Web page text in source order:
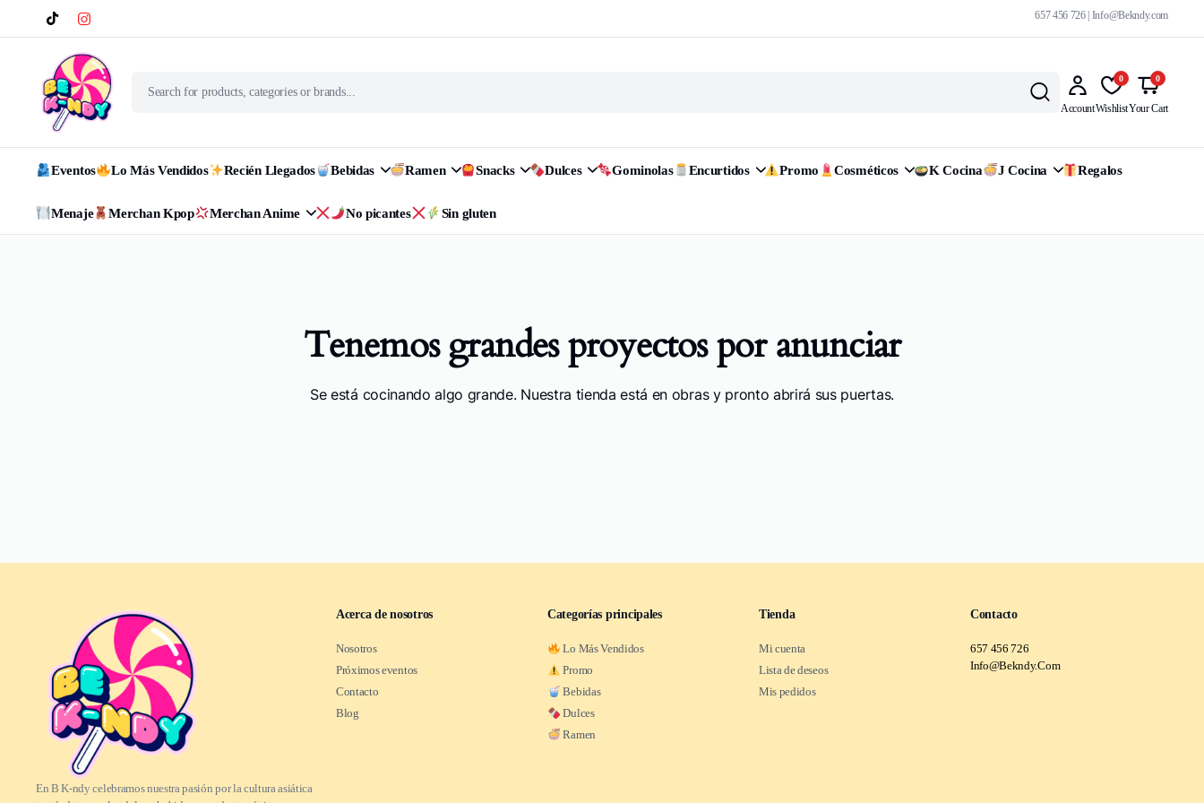
657 456 726 | Info@Bekndy.com
Account
0
Wishlist
0
Your Cart
Eventos Lo Más Vendidos Recién Llegados Bebidas Ramen Snacks Dulces Gominolas Encurtidos Promo Cosméticos K Cocina J Cocina Regalos
Menaje Merchan Kpop Merchan Anime No picantes Sin gluten
Tenemos grandes proyectos por anunciar
Se está cocinando algo grande. Nuestra tienda está en obras y pronto abrirá sus puertas.
En B K-ndy celebramos nuestra pasión por la cultura asiática
Acerca de nosotros
Nosotros
Próximos eventos
Contacto
Blog
Categorías principales
Lo Más Vendidos
Promo
Bebidas
Dulces
Ramen
Tienda
Mi cuenta
Lista de deseos
Mis pedidos
Contacto
657 456 726
Info@Bekndy.Com